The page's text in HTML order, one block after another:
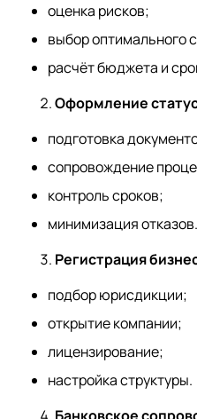
оценка рисков;
выбор оптимального
расчёт бюджета и
Оформление
подготовка
сопровождение
контроль сроков;
минимизация отказов.
Регистрация
подбор юрисдикции;
открытие компании;
лицензирование;
настройка структуры.